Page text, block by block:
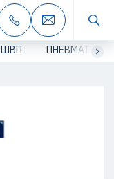
ШВП ПНЕВМАТИКА